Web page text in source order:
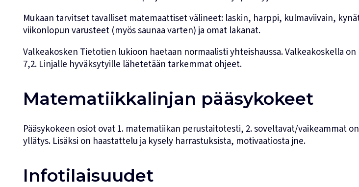
Mukaan tarvitset tavalliset matemaattiset välineet: laskin, harppi, kulmaviivain,
viikonlopun varusteet (myös saunaa varten) ja omat lakanat.
Valkeakosken Tietotien lukioon haetaan normaalisti yhteishaussa. Valkeakoskella
7,2. Linjalle hyväksytyille lähetetään tarkemmat ohjeet.
Matematiikkalinjan pääsykokeet
Pääsykokeen osiot ovat 1. matematiikan perustaitotesti, 2. soveltavat/vaikeammat
yllätys. Lisäksi on haastattelu ja kysely harrastuksista, motivaatiosta jne.
Infotilaisuudet